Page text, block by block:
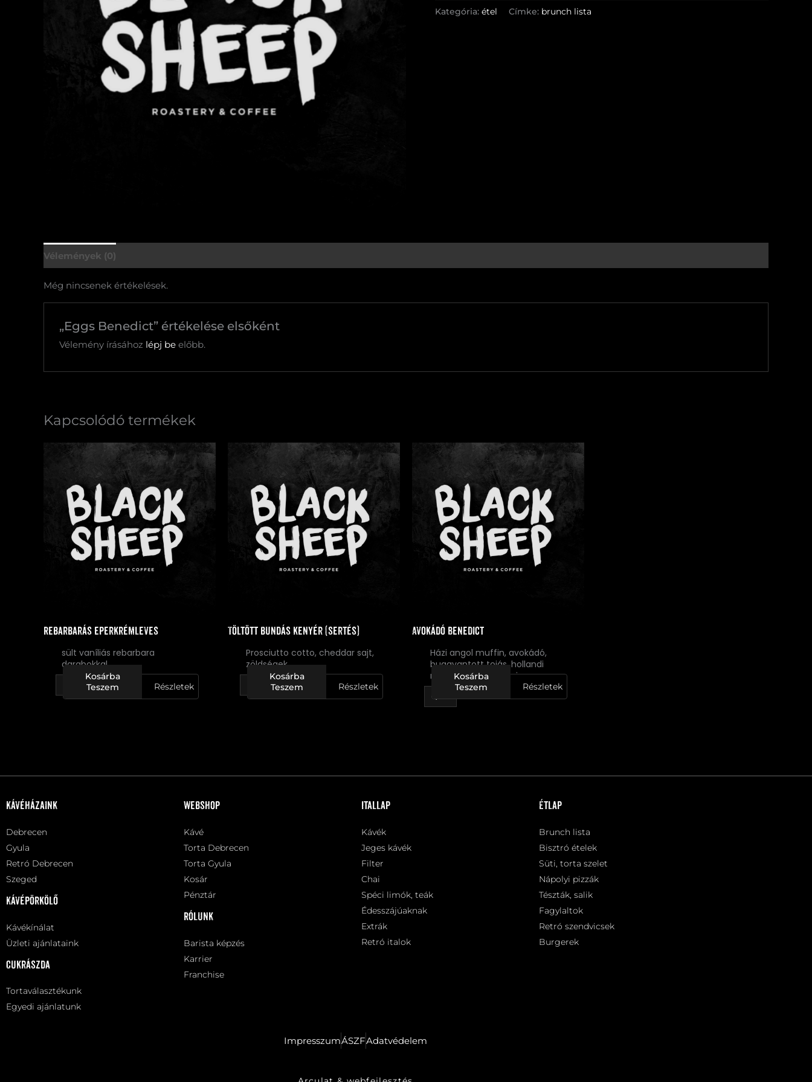
Kategória: étel Címke: brunch lista
Vélemények (0)
Még nincsenek értékelések.
„Eggs Benedict” értékelése elsőként
Vélemény írásához lépj be előbb.
Kapcsolódó termékek
Rebarbarás eperkrémleves
sült vaníliás rebarbara
darabokkal
Részletek
Rebarbarás
eperkrémleves
mennyiség
Kosárba
Teszem
Töltött bundás kenyér (sertés)
Prosciutto cotto, cheddar sajt,
zöldségek
Részletek
Töltött
bundás
kenyér
(sertés)
mennyiség
Kosárba
Teszem
Avokádó Benedict
Házi angol muffin, avokádó,
buggyantott tojás, hollandi
mártás, fűszeres olaj
Részletek
Avokádó
Benedict
mennyiség
Kosárba
Teszem
Kávéházaink
Debrecen
Gyula
Retró Debrecen
Szeged
Kávépörkölő
Kávékínálat
Üzleti ajánlataink
Cukrászda
Tortaválasztékunk
Egyedi ajánlatunk
Webshop
Kávé
Torta Debrecen
Torta Gyula
Kosár
Pénztár
Rólunk
Barista képzés
Karrier
Franchise
Itallap
Kávék
Jeges kávék
Filter
Chai
Spéci limók, teák
Édesszájúaknak
Extrák
Retró italok
Étlap
Brunch lista
Bisztró ételek
Süti, torta szelet
Nápolyi pizzák
Tészták, salik
Fagylaltok
Retró szendvicsek
Burgerek
ImpresszumÁSZFAdatvédelem